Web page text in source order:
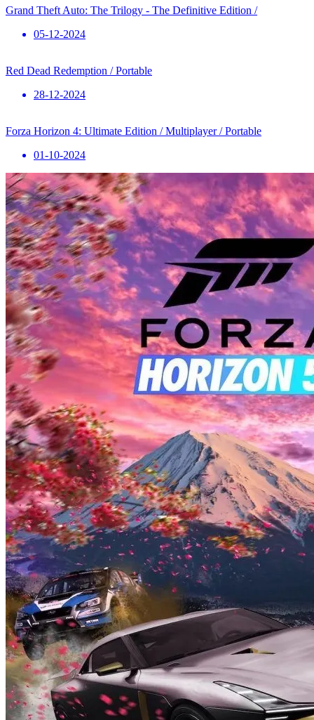
Grand Theft Auto: The Trilogy - The Definitive Edition /
05-12-2024
Red Dead Redemption / Portable
28-12-2024
Forza Horizon 4: Ultimate Edition / Multiplayer / Portable
01-10-2024